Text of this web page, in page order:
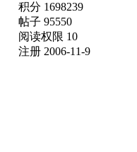
积分 1698239
帖子 95550
阅读权限 10
注册 2006-11-9